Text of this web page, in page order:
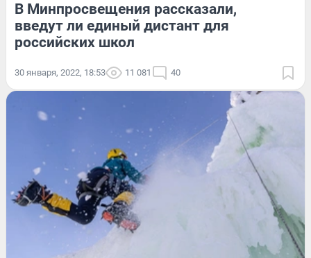
В Минпросвещения рассказали,
введут ли единый дистант для
российских школ
30 января, 2022, 18:53 11 081 40